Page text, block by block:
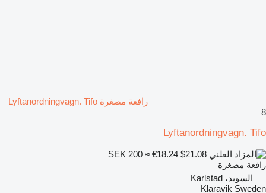
رافعة مصغرة Lyftanordningvagn. Tifo
8
Lyftanordningvagn. Tifo
SEK 200 ≈ €18.24
رافعة مصغرة
السويد، Karlstad
Klaravik Sweden